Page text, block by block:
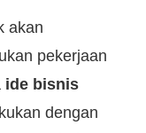
akan
pekerjaan
ide bisnis
dengan